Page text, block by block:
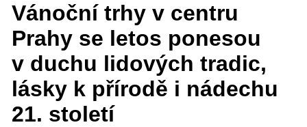
Vánoční trhy v centru
Prahy se letos ponesou
v duchu lidových tradic,
lásky k přírodě i nádechu
21. století